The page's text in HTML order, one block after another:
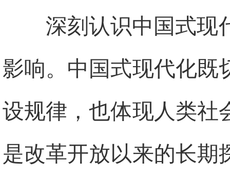
深刻认识中国式现
影响。中国式现代化既
设规律，也体现人类社
是改革开放以来的长期